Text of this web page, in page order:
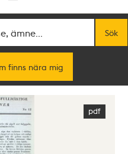
Sök
finns nära mig